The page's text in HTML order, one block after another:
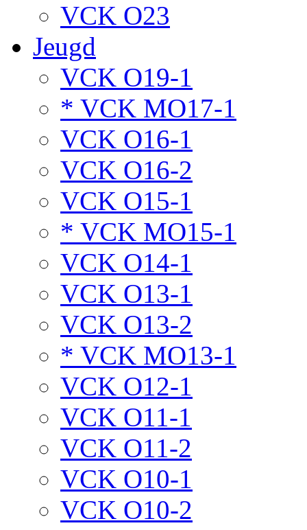
VCK O23
Jeugd
VCK O19-1
* VCK MO17-1
VCK O16-1
VCK O16-2
VCK O15-1
* VCK MO15-1
VCK O14-1
VCK O13-1
VCK O13-2
* VCK MO13-1
VCK O12-1
VCK O11-1
VCK O11-2
VCK O10-1
VCK O10-2